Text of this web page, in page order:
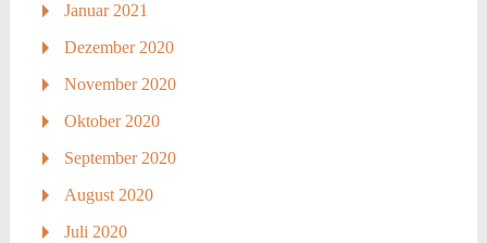
Januar 2021
Dezember 2020
November 2020
Oktober 2020
September 2020
August 2020
Juli 2020